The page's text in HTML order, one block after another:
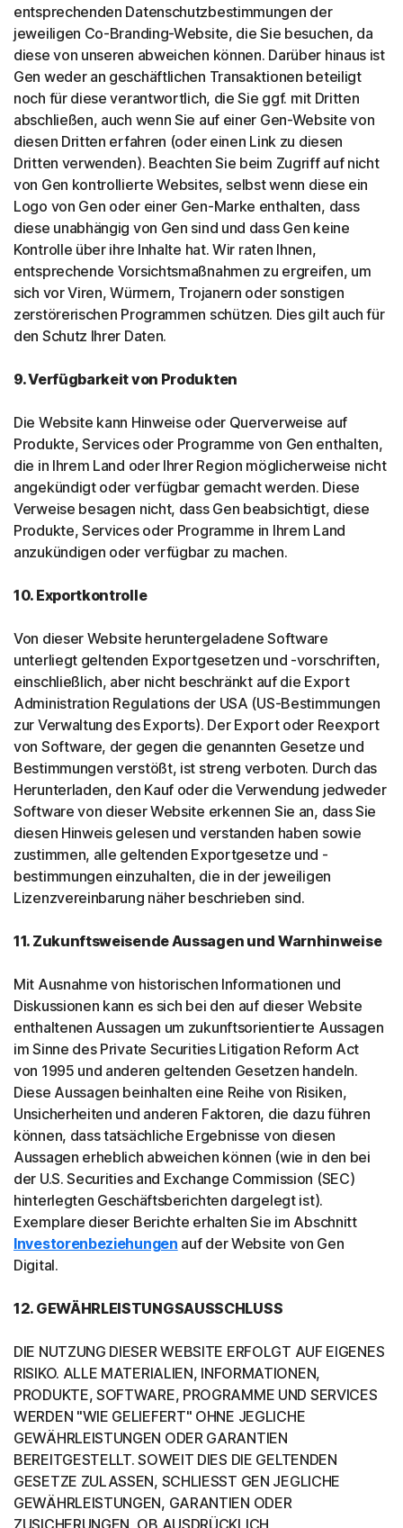
entsprechenden Datenschutzbestimmungen der
jeweiligen Co-Branding-Website, die Sie besuchen, da
diese von unseren abweichen können. Darüber hinaus ist
Gen weder an geschäftlichen Transaktionen beteiligt
noch für diese verantwortlich, die Sie ggf. mit Dritten
abschließen, auch wenn Sie auf einer Gen-Website von
diesen Dritten erfahren (oder einen Link zu diesen
Dritten verwenden). Beachten Sie beim Zugriff auf nicht
von Gen kontrollierte Websites, selbst wenn diese ein
Logo von Gen oder einer Gen-Marke enthalten, dass
diese unabhängig von Gen sind und dass Gen keine
Kontrolle über ihre Inhalte hat. Wir raten Ihnen,
entsprechende Vorsichtsmaßnahmen zu ergreifen, um
sich vor Viren, Würmern, Trojanern oder sonstigen
zerstörerischen Programmen schützen. Dies gilt auch für
den Schutz Ihrer Daten.
9. Verfügbarkeit von Produkten
Die Website kann Hinweise oder Querverweise auf
Produkte, Services oder Programme von Gen enthalten,
die in Ihrem Land oder Ihrer Region möglicherweise nicht
angekündigt oder verfügbar gemacht werden. Diese
Verweise besagen nicht, dass Gen beabsichtigt, diese
Produkte, Services oder Programme in Ihrem Land
anzukündigen oder verfügbar zu machen.
10. Exportkontrolle
Von dieser Website heruntergeladene Software
unterliegt geltenden Exportgesetzen und -vorschriften,
einschließlich, aber nicht beschränkt auf die Export
Administration Regulations der USA (US-Bestimmungen
zur Verwaltung des Exports). Der Export oder Reexport
von Software, der gegen die genannten Gesetze und
Bestimmungen verstößt, ist streng verboten. Durch das
Herunterladen, den Kauf oder die Verwendung jedweder
Software von dieser Website erkennen Sie an, dass Sie
diesen Hinweis gelesen und verstanden haben sowie
zustimmen, alle geltenden Exportgesetze und -
bestimmungen einzuhalten, die in der jeweiligen
Lizenzvereinbarung näher beschrieben sind.
11. Zukunftsweisende Aussagen und Warnhinweise
Mit Ausnahme von historischen Informationen und
Diskussionen kann es sich bei den auf dieser Website
enthaltenen Aussagen um zukunftsorientierte Aussagen
im Sinne des Private Securities Litigation Reform Act
von 1995 und anderen geltenden Gesetzen handeln.
Diese Aussagen beinhalten eine Reihe von Risiken,
Unsicherheiten und anderen Faktoren, die dazu führen
können, dass tatsächliche Ergebnisse von diesen
Aussagen erheblich abweichen können (wie in den bei
der U.S. Securities and Exchange Commission (SEC)
hinterlegten Geschäftsberichten dargelegt ist).
Exemplare dieser Berichte erhalten Sie im Abschnitt
Investorenbeziehungen auf der Website von Gen
Digital.
12. GEWÄHRLEISTUNGSAUSSCHLUSS
DIE NUTZUNG DIESER WEBSITE ERFOLGT AUF EIGENES
RISIKO. ALLE MATERIALIEN, INFORMATIONEN,
PRODUKTE, SOFTWARE, PROGRAMME UND SERVICES
WERDEN "WIE GELIEFERT" OHNE JEGLICHE
GEWÄHRLEISTUNGEN ODER GARANTIEN
BEREITGESTELLT. SOWEIT DIES DIE GELTENDEN
GESETZE ZULASSEN, SCHLIESST GEN JEGLICHE
GEWÄHRLEISTUNGEN, GARANTIEN ODER
ZUSICHERUNGEN, OB AUSDRÜCKLICH,